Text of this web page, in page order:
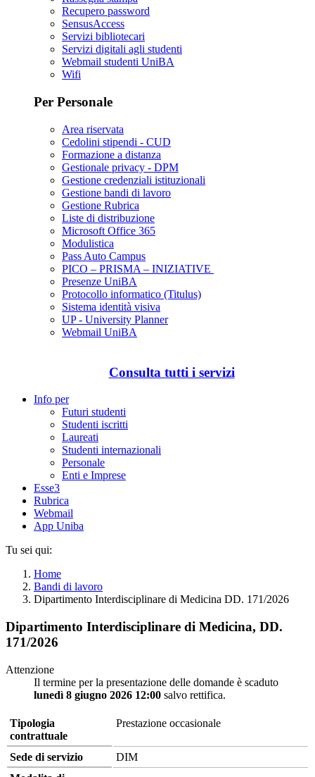
Recupero password
SensusAccess
Servizi bibliotecari
Servizi digitali agli studenti
Webmail studenti UniBA
Wifi
Per Personale
Area riservata
Cedolini stipendi - CUD
Formazione a distanza
Gestionale privacy - DPM
Gestione credenziali istituzionali
Gestione bandi di lavoro
Gestione Rubrica
Liste di distribuzione
Microsoft Office 365
Modulistica
Pass Auto Campus
PICO – PRISMA – INIZIATIVE
Presenze UniBA
Protocollo informatico (Titulus)
Sistema identità visiva
UP - University Planner
Webmail UniBA
Consulta tutti i servizi
Info per
Futuri studenti
Studenti iscritti
Laureati
Studenti internazionali
Personale
Enti e Imprese
Esse3
Rubrica
Webmail
App Uniba
Tu sei qui:
Home
Bandi di lavoro
Dipartimento Interdisciplinare di Medicina DD. 171/2026
Dipartimento Interdisciplinare di Medicina, DD.
171/2026
Attenzione
Il termine per la presentazione delle domande è scaduto
lunedì 8 giugno 2026 12:00 salvo rettifica.
Tipologia
contrattuale
Prestazione occasionale
Sede di servizio
DIM